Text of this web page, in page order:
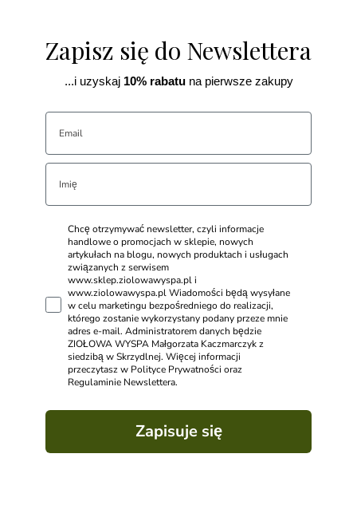
Zapisz się do Newslettera
...i uzyskaj10% rabatuna pierwsze zakupy
Chcę otrzymywać newsletter, czyli informacje
handlowe o promocjach w sklepie, nowych
artykułach na blogu, nowych produktach i usługach
związanych z serwisem
www.sklep.ziolowawyspa.pl i
www.ziolowawyspa.pl Wiadomości będą wysyłane
w celu marketingu bezpośredniego do realizacji,
którego zostanie wykorzystany podany przeze mnie
adres e-mail. Administratorem danych będzie
ZIOŁOWA WYSPA Małgorzata Kaczmarczyk z
siedzibą w Skrzydlnej. Więcej informacji
przeczytasz w Polityce Prywatności oraz
Regulaminie Newslettera.
Zapisuje się